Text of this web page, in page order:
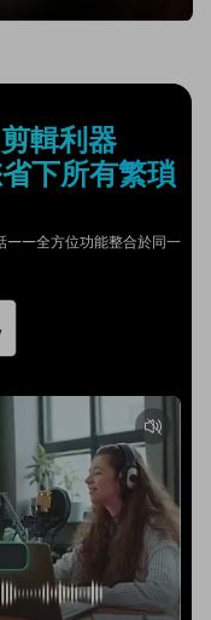
輯利器
下所有繁瑣
——全方位功能整合於同一